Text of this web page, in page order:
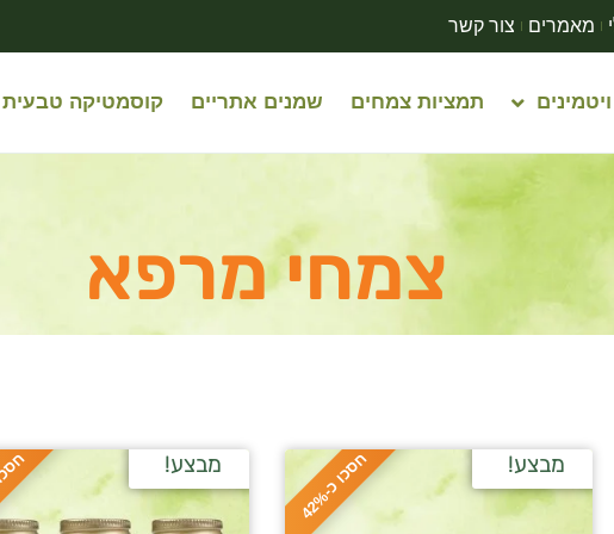
מאמרים צור קשר
ויטמינים תמציות צמחים שמנים אתריים קוסמטיקה טבעית
צמחי מרפא
ח
ס
כ
ו
כ
-
4
2
% מבצע! מבצע!